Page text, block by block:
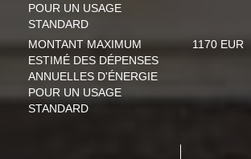
POUR UN USAGE
STANDARD
MONTANT MAXIMUM
ESTIMÉ DES DÉPENSES
ANNUELLES D'ÉNERGIE
POUR UN USAGE
STANDARD
1170 EUR